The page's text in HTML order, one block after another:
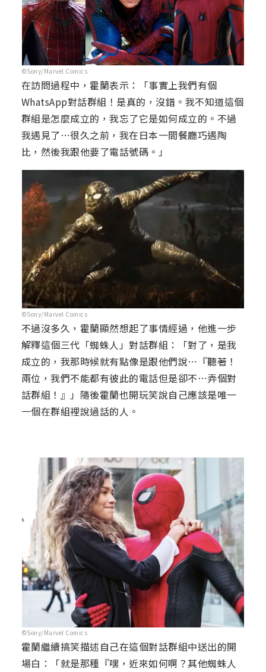
©Sony/Marvel Comics
在訪問過程中，霍蘭表示：「事實上我們有個
WhatsApp對話群組！是真的，沒錯。我不知道這個
群組是怎麼成立的，我忘了它是如何成立的。不過
我遇見了⋯很久之前，我在日本一間餐廳巧遇陶
比，然後我跟他要了電話號碼。」
©Sony/Marvel Comics
不過沒多久，霍蘭顯然想起了事情經過，他進一步
解釋這個三代「蜘蛛人」對話群組：「對了，是我
成立的，我那時候就有點像是跟他們說⋯『聽著！
兩位，我們不能都有彼此的電話但是卻不⋯弄個對
話群組！』」隨後霍蘭也開玩笑說自己應該是唯一
一個在群組裡說過話的人。
©Sony/Marvel Comics
霍蘭繼續搞笑描述自己在這個對話群組中送出的開
場白：「就是那種『嘿，近來如何啊？其他蜘蛛人